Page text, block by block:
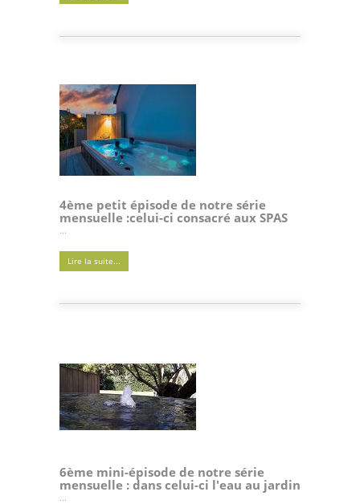
4ème petit épisode de notre série
mensuelle :celui-ci consacré aux SPAS
...
Lire la suite...
6ème mini-épisode de notre série
mensuelle : dans celui-ci l'eau au jardin
...